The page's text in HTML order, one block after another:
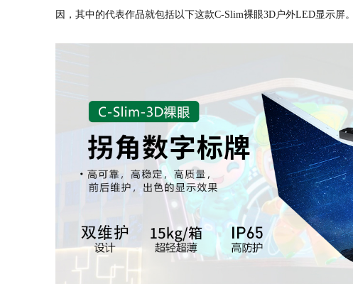
因，其中的代表作品就包括以下这款C-Slim裸眼3D户外LED显示屏。